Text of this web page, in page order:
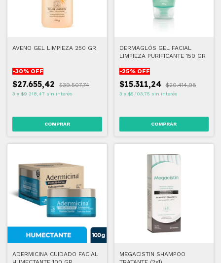
AVENO GEL LIMPIEZA 250 GR
-30% OFF
$27.655,42 $39.507,74
3 x $9.218,47 sin interés
DERMAGLÓS GEL FACIAL
LIMPIEZA PURIFICANTE 150 GR
-25% OFF
$15.311,24 $20.414,98
3 x $5.103,75 sin interés
ADERMICINA CUIDADO FACIAL
MEGACISTIN SHAMPOO